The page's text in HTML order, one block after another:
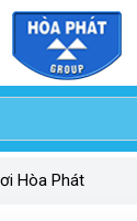
Hòa Phát